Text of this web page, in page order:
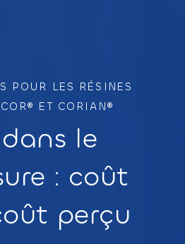
POUR LES RÉSINES
ET CORIAN®
dans le
: coût
perçu